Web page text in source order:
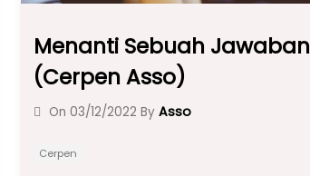
Menanti Sebuah Jawaban
(Cerpen Asso)
On 03/12/2022 By Asso
Cerpen